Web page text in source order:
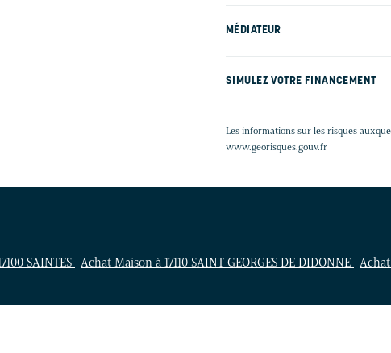
MÉDIATEUR
SIMULEZ VOTRE FINANCEMENT
Les informations sur les risques
www.georisques.gouv.fr
SAINTES Achat Maison à 17110 SAINT GEORGES DE DIDONNE Achat